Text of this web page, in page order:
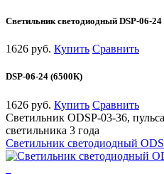
Светильник светодиодный DSP-06-
1626 руб. Купить Сравнить
DSP-06-24 (6500К)
1626 руб. Купить Сравнить
Светильник ODSP-03-36,
светильника 3 года
Светильник светодиодный